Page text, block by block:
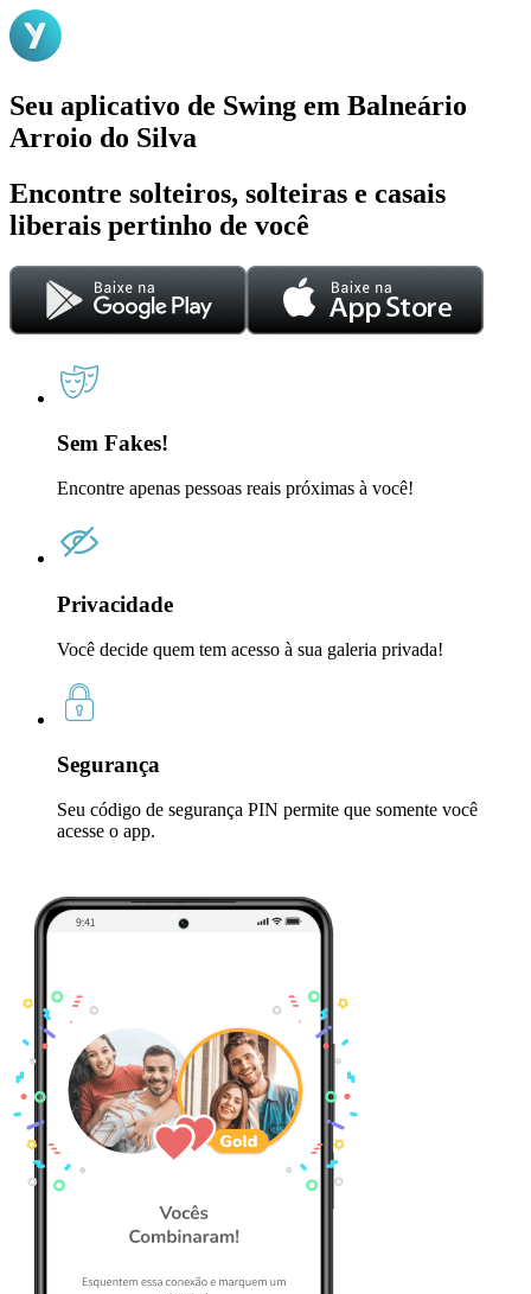
Seu aplicativo de Swing em Balneário
Arroio do Silva
Encontre solteiros, solteiras e casais
liberais pertinho de você
Sem Fakes!
Encontre apenas pessoas reais próximas à você!
Privacidade
Você decide quem tem acesso à sua galeria privada!
Segurança
Seu código de segurança PIN permite que somente você
acesse o app.